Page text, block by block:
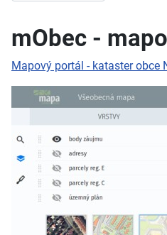
mObec -
Mapový portál - kataster obce